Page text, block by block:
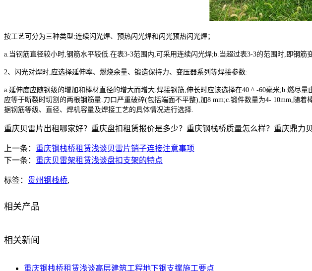
按工艺可分为三种类型:连续闪光焊、预热闪光焊和闪光预热闪光焊；
a.当钢筋直径较小时,钢筋水平较低.在表3-3范围内,可采用连续闪光焊;b.当超过表3-3的范围时,即钢
2、闪光对焊时,应选择延伸率、燃烧余量、锻造保持力、变压器系列等焊接参数:
a.延伸度应随钢级的增加和棒材直径的增大而增大.焊接钢筋,伸长时应该选择在40 ^ -60毫米;b.燃尽
应等于断裂时切割的两根钢筋量.刀口严重破碎(包括端面不平整),加8 mm;c.锻件数量为4- 10mm,随
据钢筋等级、直径、焊机容量及焊接工艺的具体情况进行选择.
重庆贝雷片出租哪家好？重庆盘扣租赁报价是多少？重庆钢栈桥质量怎么样？重庆鼎力
上一条： 重庆钢栈桥租赁浅谈贝雷片销子连接注意事项
下一条： 重庆贝雷架租赁浅谈盘扣支架的特点
标签： 贵州钢栈桥,
相关产品
相关新闻
重庆钢栈桥租赁浅谈高层建筑工程地下钢支撑施工要点